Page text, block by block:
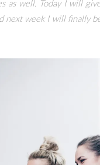
as well. Today I will
next week I will finally